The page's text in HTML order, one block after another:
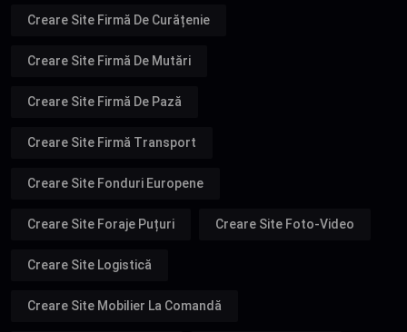
Creare Site Firmă De Curățenie
Creare Site Firmă De Mutări
Creare Site Firmă De Pază
Creare Site Firmă Transport
Creare Site Fonduri Europene
Creare Site Foraje Puțuri Creare Site Foto-Video
Creare Site Logistică
Creare Site Mobilier La Comandă